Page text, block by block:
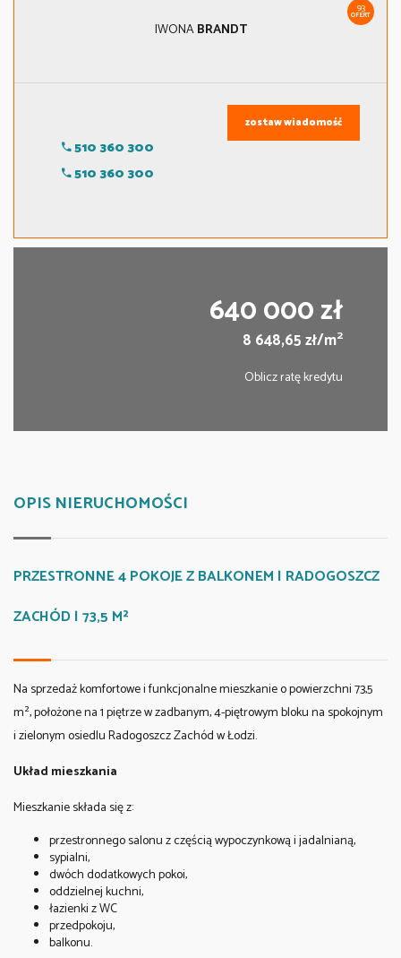
93
OFERT
IWONABRANDT
510 360 300
510 360 300
zostaw wiadomość
640 000 zł
8 648,65 zł/m2
Oblicz ratę kredytu
OPIS NIERUCHOMOŚCI
PRZESTRONNE 4 POKOJE Z BALKONEM | RADOGOSZCZ
ZACHÓD | 73,5 M²
Na sprzedaż komfortowe i funkcjonalne mieszkanie o powierzchni 73,5
m², położone na 1 piętrze w zadbanym, 4-piętrowym bloku na spokojnym
i zielonym osiedlu Radogoszcz Zachód w Łodzi.
Układ mieszkania
Mieszkanie składa się z:
przestronnego salonu z częścią wypoczynkową i jadalnianą,
sypialni,
dwóch dodatkowych pokoi,
oddzielnej kuchni,
łazienki z WC
przedpokoju,
balkonu.